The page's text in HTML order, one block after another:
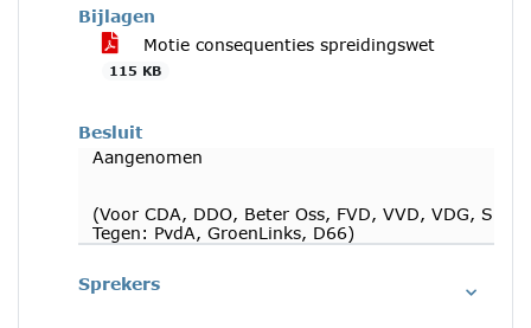
Bijlagen
Motie consequenties spreidingswet
115 KB
Besluit
Aangenomen
(Voor CDA, DDO, Beter Oss, FVD, VVD, VDG, SP
Tegen: PvdA, GroenLinks, D66)
Sprekers